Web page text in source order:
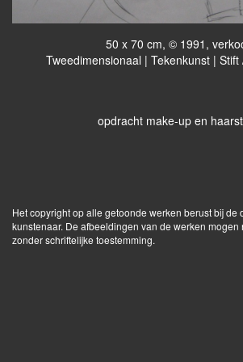
50 x 70 cm, © 1991,
Tweedimensionaal | Tekenkunst | Stift
opdracht make-up en
Het copyright op alle getoonde werken berust bij de
kunstenaar. De afbeeldingen van de werken mogen
zonder schriftelijke toestemming.